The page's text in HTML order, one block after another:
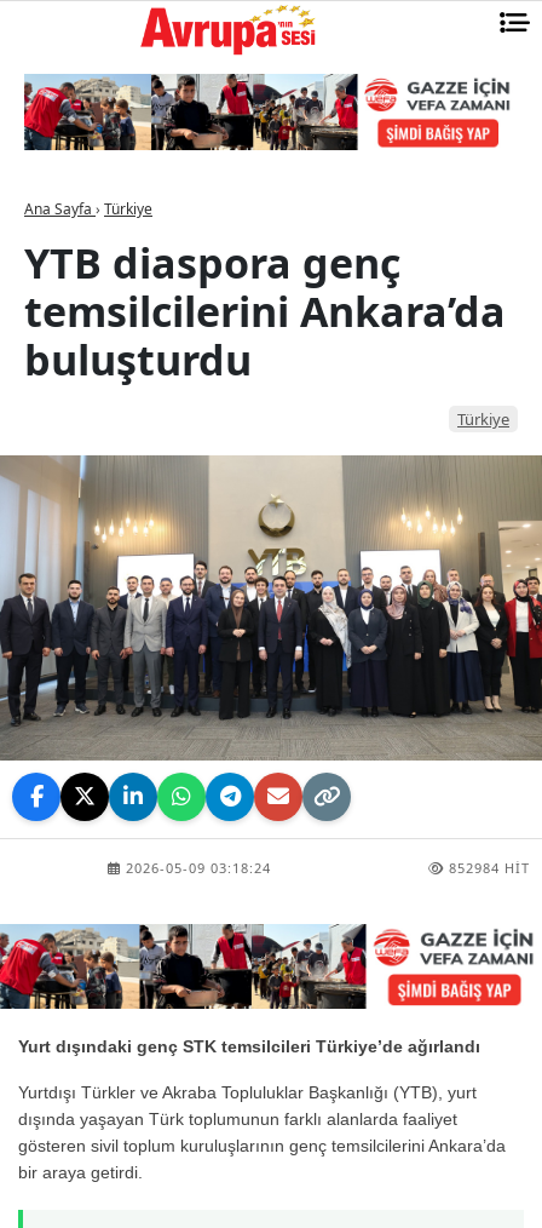
Ana Sayfa › Türkiye
YTB diaspora genç
temsilcilerini Ankara’da
buluşturdu
Türkiye
2026-05-09 03:18:24 852984 HIT
Yurt dışındaki genç STK temsilcileri Türkiye’de ağırlandı
Yurtdışı Türkler ve Akraba Topluluklar Başkanlığı (YTB), yurt
dışında yaşayan Türk toplumunun farklı alanlarda faaliyet
gösteren sivil toplum kuruluşlarının genç temsilcilerini Ankara’da
bir araya getirdi.